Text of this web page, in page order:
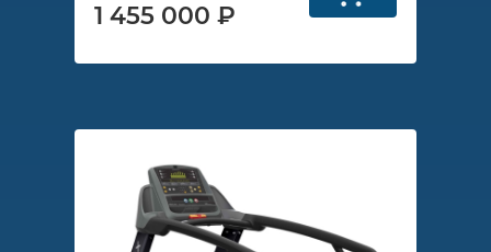
1 455 000 ₽